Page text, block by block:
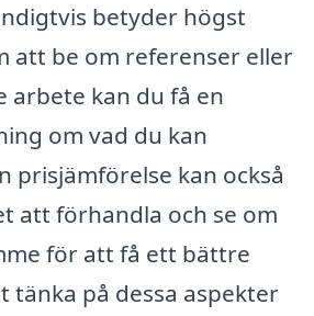
betyder högst
att be om referenser eller
kan du få en
om vad du kan
prisjämförelse kan också
att förhandla och se om
för att få ett bättre
tänka på dessa aspekter